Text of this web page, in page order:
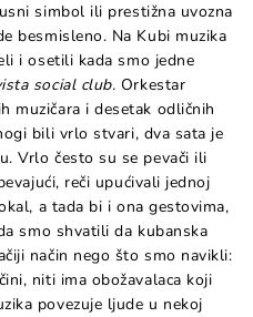
simbol ili prestižna uvozna
besmisleno. Na Kubi muzika
i osetili kada smo jedne
social club. Orkestar
muzičara i desetak odličnih
bili vrlo stvari, dva sata je
Vrlo često su se pevači ili
reči upućivali jednoj
a tada bi i ona gestovima,
smo shvatili da kubanska
način nego što smo navikli:
niti ima obožavalaca koji
povezuje ljude u nekoj